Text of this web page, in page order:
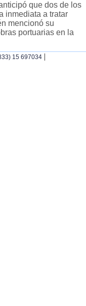
que dos de los
inmediata a tratar
mencionó su
portuarias en la
15 697034 |